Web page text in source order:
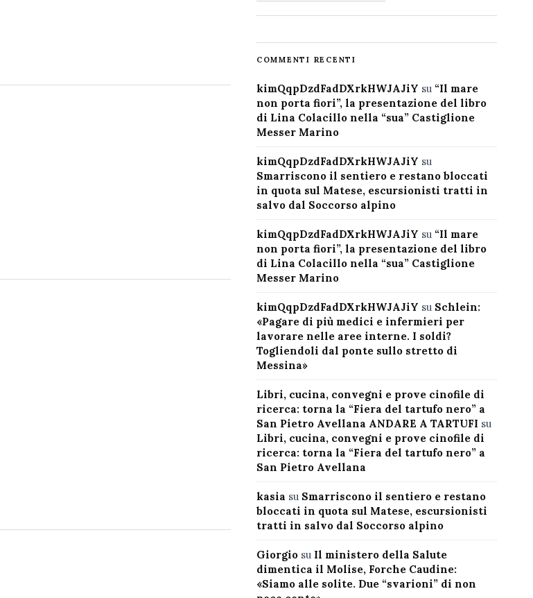
COMMENTI RECENTI
kimQqpDzdFadDXrkHWJAJiY su “Il mare
non porta fiori”, la presentazione del libro
di Lina Colacillo nella “sua” Castiglione
Messer Marino
kimQqpDzdFadDXrkHWJAJiY su
Smarriscono il sentiero e restano bloccati
in quota sul Matese, escursionisti tratti in
salvo dal Soccorso alpino
kimQqpDzdFadDXrkHWJAJiY su “Il mare
non porta fiori”, la presentazione del libro
di Lina Colacillo nella “sua” Castiglione
Messer Marino
kimQqpDzdFadDXrkHWJAJiY su Schlein:
«Pagare di più medici e infermieri per
lavorare nelle aree interne. I soldi?
Togliendoli dal ponte sullo stretto di
Messina»
Libri, cucina, convegni e prove cinofile di
ricerca: torna la “Fiera del tartufo nero” a
San Pietro Avellana ANDARE A TARTUFI su
Libri, cucina, convegni e prove cinofile di
ricerca: torna la “Fiera del tartufo nero” a
San Pietro Avellana
kasia su Smarriscono il sentiero e restano
bloccati in quota sul Matese, escursionisti
tratti in salvo dal Soccorso alpino
Giorgiosu Il ministero della Salute
dimentica il Molise, Forche Caudine:
«Siamo alle solite. Due “svarioni” di non